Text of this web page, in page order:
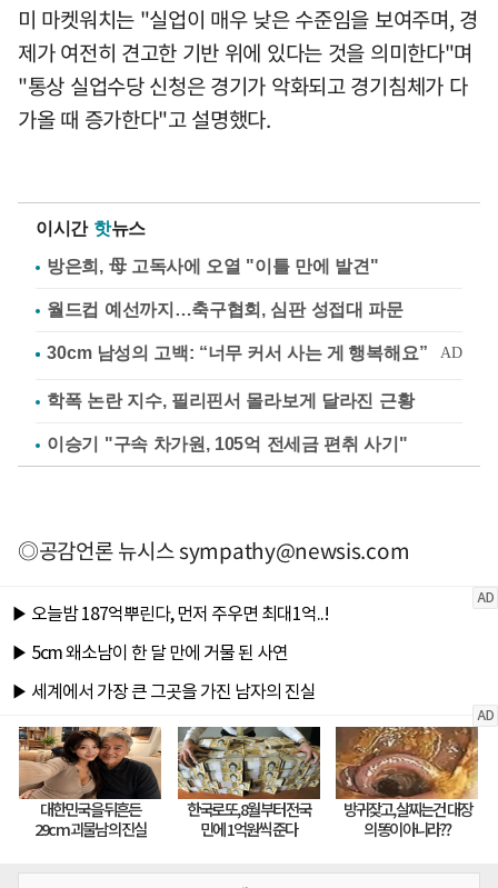
미 마켓워치는 "실업이 매우 낮은 수준임을 보여주며, 경
제가 여전히 견고한 기반 위에 있다는 것을 의미한다"며
"통상 실업수당 신청은 경기가 악화되고 경기침체가 다
가올 때 증가한다"고 설명했다.
이시간 핫뉴스
방은희, 母 고독사에 오열 "이틀 만에 발견"
월드컵 예선까지…축구협회, 심판 성접대 파문
학폭 논란 지수, 필리핀서 몰라보게 달라진 근황
이승기 "구속 차가원, 105억 전세금 편취 사기"
◎공감언론 뉴시스sympathy@newsis.com